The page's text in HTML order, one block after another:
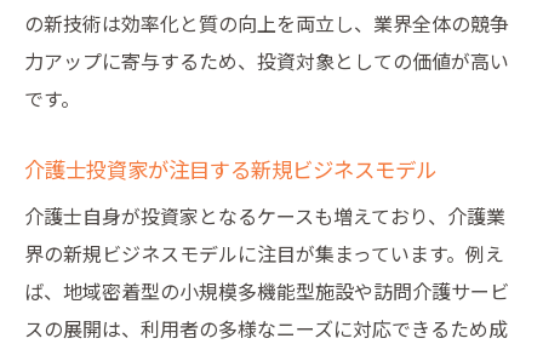
の新技術は効率化と質の向上を両立し、業界全体の競争
力アップに寄与するため、投資対象としての価値が高い
です。
介護士投資家が注目する新規ビジネスモデル
介護士自身が投資家となるケースも増えており、介護業
界の新規ビジネスモデルに注目が集まっています。例え
ば、地域密着型の小規模多機能型施設や訪問介護サービ
スの展開は、利用者の多様なニーズに対応できるため成